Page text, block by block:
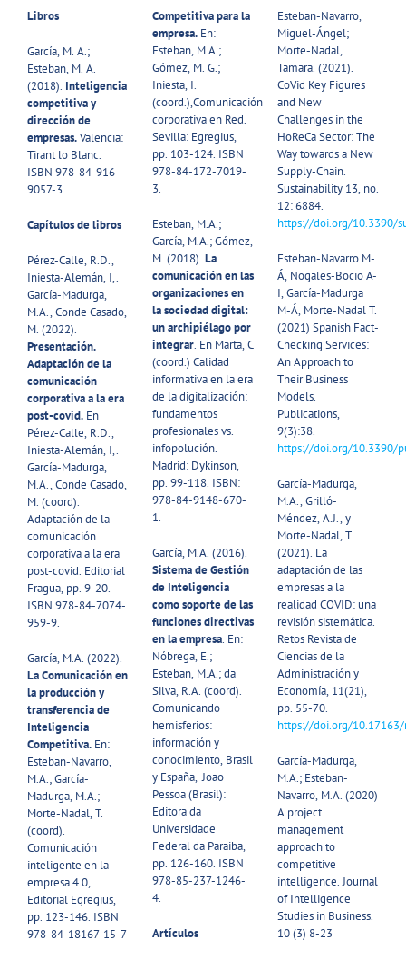
Libros
García, M. A.;
Esteban, M. A.
(2018). Inteligencia
competitiva y
dirección de
empresas.Valencia:
Tirant lo Blanc.
ISBN 978-84-916-
9057-3.
Capítulos de libros
Pérez-Calle, R.D.,
Iniesta-Alemán, I,.
García-Madurga,
M.A., Conde Casado,
M. (2022).
Presentación.
Adaptación de la
comunicación
corporativa a la era
post-covid. En
Pérez-Calle, R.D.,
Iniesta-Alemán, I,.
García-Madurga,
M.A., Conde Casado,
M. (coord).
Adaptación de la
comunicación
corporativa a la era
post-covid. Editorial
Fragua, pp. 9-20.
ISBN 978-84-7074-
959-9.
García, M.A. (2022).
La Comunicación en
la producción y
transferencia de
Inteligencia
Competitiva. En:
Esteban-Navarro,
M.A.; García-
Madurga, M.A.;
Morte-Nadal, T.
(coord).
Comunicación
inteligente en la
empresa 4.0,
Editorial Egregius,
pp. 123-146. ISBN
978-84-18167-15-7​
Competitiva para la
empresa. En:
Esteban, M.A.;
Gómez, M. G.;
Iniesta, I.
(coord.),Comunicación
corporativa en Red.
Sevilla: Egregius,
pp. 103-124. ISBN
978-84-172-7019-
3.
Esteban, M.A.;
García, M.A.; Gómez,
M. (2018). La
comunicación en las
organizaciones en
la sociedad digital:
un archipiélago por
integrar. En Marta, C
(coord.) Calidad
informativa en la era
de la digitalización:
fundamentos
profesionales vs.
infopolución.
Madrid: Dykinson,
pp. 99-118. ISBN:
978-84-9148-670-
1.
García, M.A. (2016).
Sistema de Gestión
de Inteligencia
como soporte de las
funciones directivas
en la empresa. En:
Nóbrega, E.;
Esteban, M.A.; da
Silva, R.A. (coord).
Comunicando
hemisferios:
información y
conocimiento, Brasil
y España, Joao
Pessoa (Brasil):
Editora da
Universidade
Federal da Paraiba,
pp. 126-160. ISBN
978-85-237-1246-
4.
Artículos
Esteban-Navarro,
Miguel-Ángel;
Morte-Nadal,
Tamara. (2021).
CoVid Key Figures
and New
Challenges in the
HoReCa Sector: The
Way towards a New
Supply-Chain.
Sustainability 13, no.
12: 6884.
https://doi.org/10.3390/
Esteban-Navarro M-
Á, Nogales-Bocio A-
I, García-Madurga
M-Á, Morte-Nadal T.
(2021) Spanish Fact-
Checking Services:
An Approach to
Their Business
Models.
Publications,
9(3):38.
https://doi.org/10.3390/
García-Madurga,
M.A., Grilló-
Méndez, A.J., y
Morte-Nadal, T.
(2021). La
adaptación de las
empresas a la
realidad COVID: una
revisión sistemática.
Retos Revista de
Ciencias de la
Administración y
Economía, 11(21),
pp. 55-70.
https://doi.org/
García-Madurga,
M.A.; Esteban-
Navarro, M.A. (2020)
A project
management
approach to
competitive
intelligence. Journal
of Intelligence
Studies in Business.
10 (3) 8-23